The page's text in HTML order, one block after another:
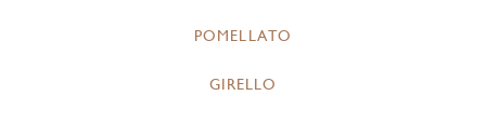
POMELLATO
GIRELLO